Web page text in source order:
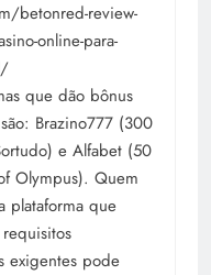
betonred-review-
online-para-
que dão bônus
Brazino777 (300
e Alfabet (50
Olympus). Quem
plataforma que
exigentes pode